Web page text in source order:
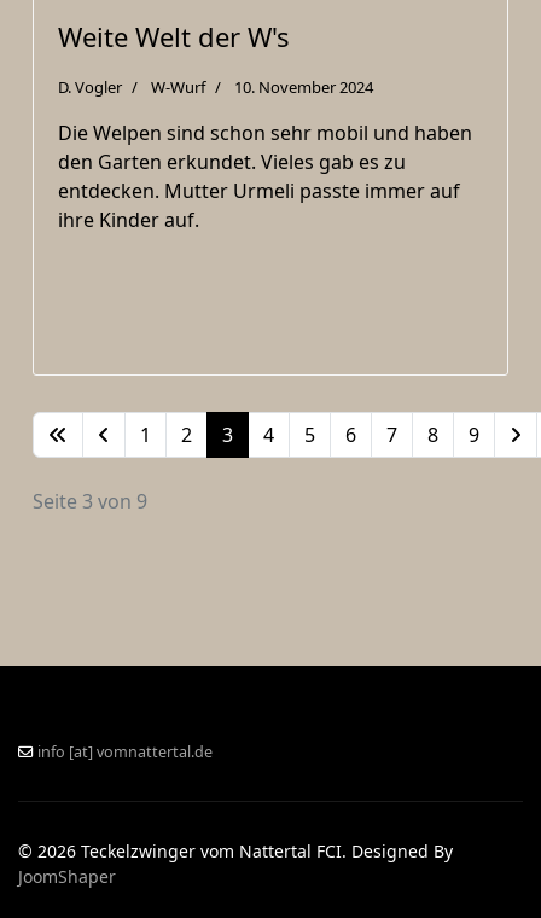
Weite Welt der W's
D. Vogler W-Wurf 10. November 2024
Die Welpen sind schon sehr mobil und haben
den Garten erkundet. Vieles gab es zu
entdecken. Mutter Urmeli passte immer auf
ihre Kinder auf.
1 2 3 4 5 6 7 8 9
Seite 3 von 9
info [at] vomnattertal.de
© 2026 Teckelzwinger vom Nattertal FCI. Designed By
JoomShaper